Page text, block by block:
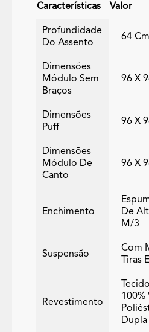
Características
Valor
Profundidade
Do Assento
64 Cm
Dimensões
Módulo Sem
Braços
96 X
Dimensões
Puff
96 X
Dimensões
Módulo De
Canto
96 X
Enchimento
De
M/3
Suspensão
Com
Tiras
Revestimento
100%
Dupla